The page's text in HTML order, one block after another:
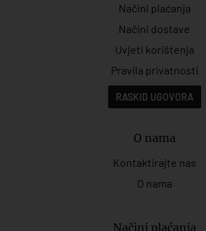
Načini plaćanja
Načini dostave
Uvjeti korištenja
Pravila privatnosti
RASKID UGOVORA
O nama
Kontaktirajte nas
O nama
Načini plaćanja